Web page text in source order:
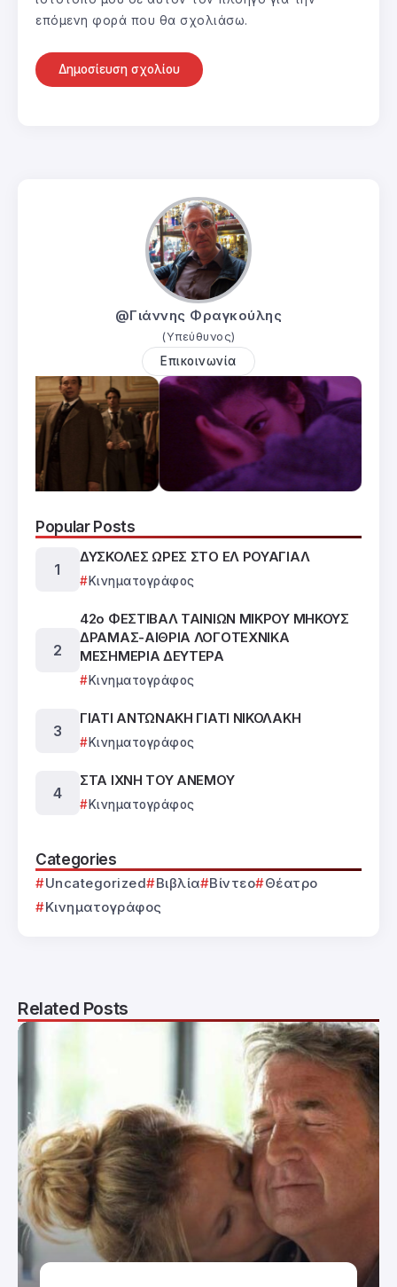
επόμενη φορά που θα σχολιάσω.
@Γιάννης Φραγκούλης
(Υπεύθυνος)
Επικοινωνία
Popular Posts
ΔΥΣΚΟΛΕΣ ΩΡΕΣ ΣΤΟ ΕΛ ΡΟΥΑΓΙΑΛ
Κινηματογράφος
42ο ΦΕΣΤΙΒΑΛ ΤΑΙΝΙΩΝ ΜΙΚΡΟΥ ΜΗΚΟΥΣ
ΔΡΑΜΑΣ-ΑΙΘΡΙΑ ΛΟΓΟΤΕΧΝΙΚΑ
ΜΕΣΗΜΕΡΙΑ ΔΕΥΤΕΡΑ
Κινηματογράφος
ΓΙΑΤΙ ΑΝΤΩΝΑΚΗ ΓΙΑΤΙ ΝΙΚΟΛΑΚΗ
Κινηματογράφος
ΣΤΑ ΙΧΝΗ ΤΟΥ ΑΝΕΜΟΥ
Κινηματογράφος
Categories
Uncategorized Βιβλία Βίντεο
Θέατρο
Κινηματογράφος
Related Posts